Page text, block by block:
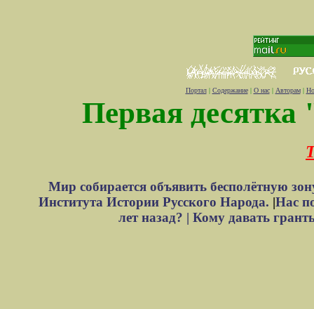
Портал| Содержание| О нас| Авторам|
Первая десятка
Мир собирается объявить бесполётную
Института Истории Русского Народа. |Нас
лет назад? | Кому давать